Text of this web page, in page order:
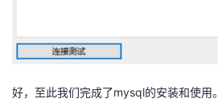
好，至此我们完成了mysql的安装和使用。